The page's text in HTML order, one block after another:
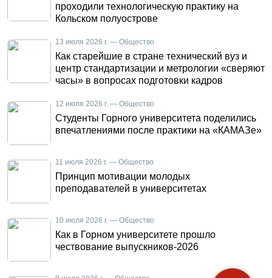
проходили технологическую практику на
Кольском полуострове
13 июля 2026 г. — Общество
Как старейшие в стране технический вуз и
центр стандартизации и метрологии «сверяют
часы» в вопросах подготовки кадров
12 июля 2026 г. — Общество
Студенты Горного университета поделились
впечатлениями после практики на «КАМАЗе»
11 июля 2026 г. — Общество
Принцип мотивации молодых
преподавателей в университетах
10 июля 2026 г. — Общество
Как в Горном университете прошло
чествование выпускников-2026